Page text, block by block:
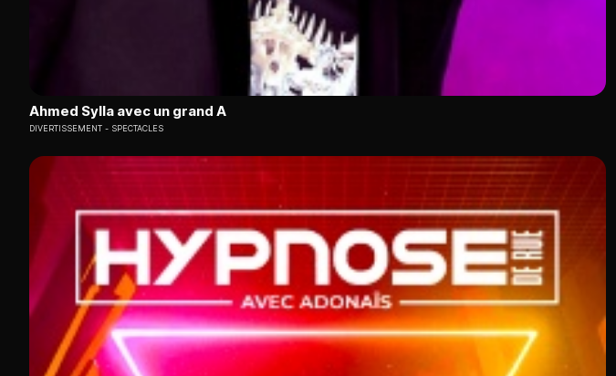
Ahmed Sylla avec un grand A
DIVERTISSEMENT SPECTACLES